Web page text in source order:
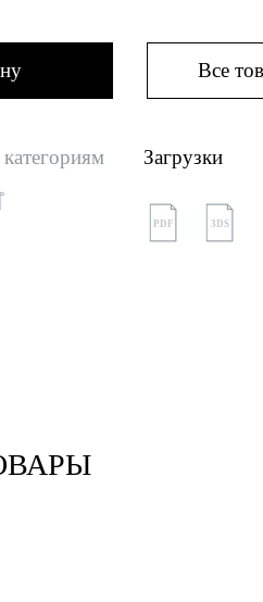
Все
Загрузки
PDF 3DS